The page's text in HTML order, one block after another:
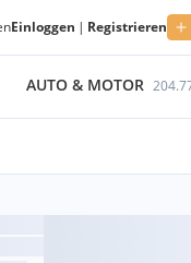
Einloggen | Registrieren
AUTO & MOTOR